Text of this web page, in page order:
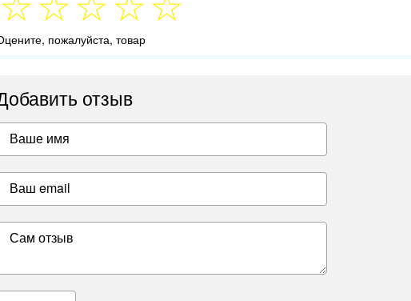
пожалуйста, товар
отзыв
Ваше имя
Ваш email
Сам отзыв